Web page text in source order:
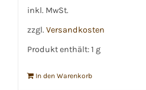
inkl. MwSt.
zzgl. Versandkosten
Produkt enthält: 1 g
In den Warenkorb